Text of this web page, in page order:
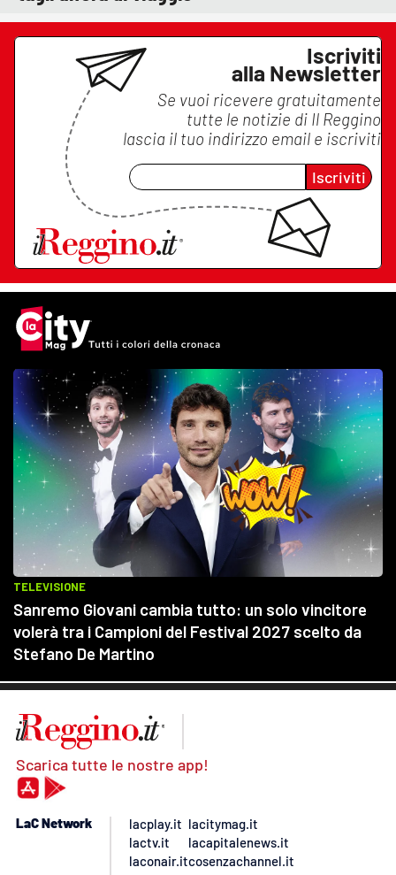
Iscriviti
alla Newsletter
Se vuoi ricevere gratuitamente
tutte le notizie di Il Reggino
lascia il tuo indirizzo email e iscriviti
Iscriviti
Scarica tutte le nostre app!
LaC Network
lacplay.it
lactv.it
laconair.it
lacitymag.it
lacapitalenews.it
cosenzachannel.it